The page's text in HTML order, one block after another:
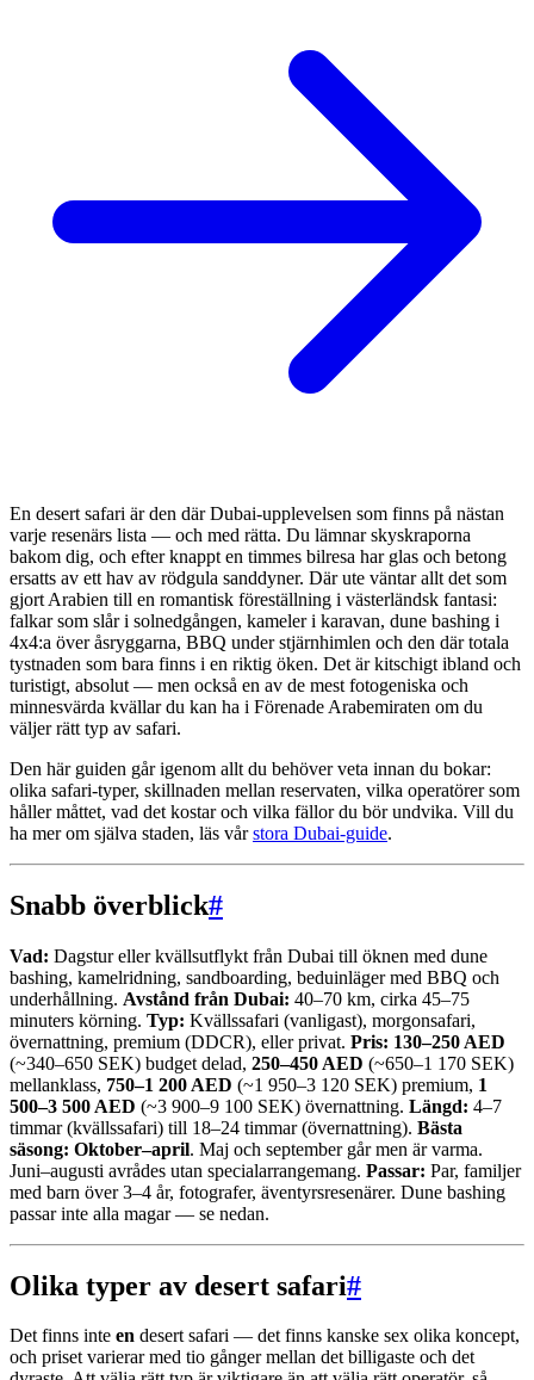
En desert safari är den där Dubai-upplevelsen som finns på nästan
varje resenärs lista — och med rätta. Du lämnar skyskraporna
bakom dig, och efter knappt en timmes bilresa har glas och betong
ersatts av ett hav av rödgula sanddyner. Där ute väntar allt det som
gjort Arabien till en romantisk föreställning i västerländsk fantasi:
falkar som slår i solnedgången, kameler i karavan, dune bashing i
4x4:a över åsryggarna, BBQ under stjärnhimlen och den där totala
tystnaden som bara finns i en riktig öken. Det är kitschigt ibland och
turistigt, absolut — men också en av de mest fotogeniska och
minnesvärda kvällar du kan ha i Förenade Arabemiraten om du
väljer rätt typ av safari.
Den här guiden går igenom allt du behöver veta innan du bokar:
olika safari-typer, skillnaden mellan reservaten, vilka operatörer som
håller måttet, vad det kostar och vilka fällor du bör undvika. Vill du
ha mer om själva staden, läs vårstora Dubai-guide.
Snabb överblick#
Vad: Dagstur eller kvällsutflykt från Dubai till öknen med dune
bashing, kamelridning, sandboarding, beduinläger med BBQ och
underhållning. Avstånd från Dubai: 40–70 km, cirka 45–75
minuters körning. Typ: Kvällssafari (vanligast), morgonsafari,
övernattning, premium (DDCR), eller privat. Pris: 130–250 AED
(~340–650 SEK) budget delad, 250–450 AED (~650–1 170 SEK)
mellanklass, 750–1 200 AED (~1 950–3 120 SEK) premium, 1
500–3 500 AED (~3 900–9 100 SEK) övernattning. Längd: 4–7
timmar (kvällssafari) till 18–24 timmar (övernattning). Bästa
säsong: Oktober–april. Maj och september går men är varma.
Juni–augusti avrådes utan specialarrangemang. Passar: Par, familjer
med barn över 3–4 år, fotografer, äventyrsresenärer. Dune bashing
passar inte alla magar — se nedan.
Olika typer av desert safari#
Det finns inte en desert safari — det finns kanske sex olika koncept,
och priset varierar med tio gånger mellan det billigaste och det